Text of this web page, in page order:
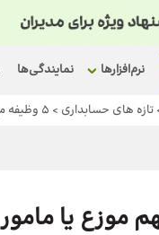
نرم‌افزارها نمایندگی‌ها
تازه های حسابداری > 5 وظیفه مهم موزع یا مامور پخش+ ویژگی‌های مهم حرفه‌ای و رفتاری در این شغل